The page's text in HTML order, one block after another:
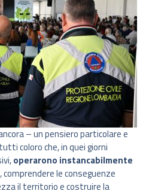
– un pensiero particolare e
coloro che, in quei giorni
operarono instancabilmente
, comprendere le conseguenze
il territorio e costruire la